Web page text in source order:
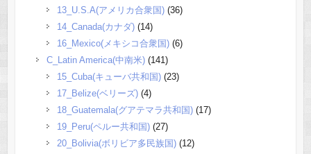
13_U.S.A(アメリカ合衆国)(36)
14_Canada(カナダ)(14)
16_Mexico(メキシコ合衆国)(6)
C_Latin America(中南米)(141)
15_Cuba(キューバ共和国)(23)
17_Belize(ベリーズ)(4)
18_Guatemala(グアテマラ共和国)(17)
19_Peru(ペルー共和国)(27)
20_Bolivia(ボリビア多民族国)(12)